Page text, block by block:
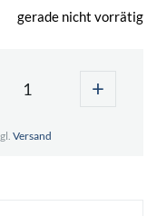
gerade nicht vorrätig
+
Versand